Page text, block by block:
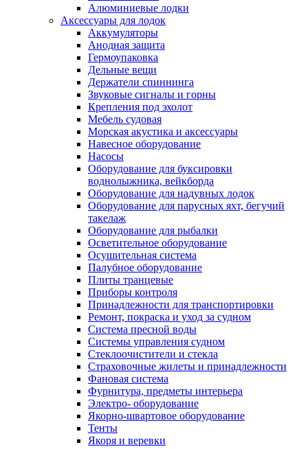
Алюминиевые лодки
Аксессуары для лодок
Аккумуляторы
Анодная защита
Гермоупаковка
Дельные вещи
Держатели спиннинга
Звуковые сигналы и горны
Крепления под эхолот
Мебель судовая
Морская акустика и аксессуары
Навесное оборудование
Насосы
Оборудование для буксировки
воднолыжника, вейкборда
Оборудование для надувных лодок
Оборудование для парусных яхт, бегучий
такелаж
Оборудование для рыбалки
Осветительное оборудование
Осушительная система
Палубное оборудование
Плиты транцевые
Приборы контроля
Принадлежности для транспортировки
Ремонт, покраска и уход за судном
Система пресной воды
Системы управления судном
Стеклоочистители и стекла
Страховочные жилеты и принадлежности
Фановая система
Фурнитура, предметы интерьера
Электро- оборудование
Якорно-швартовое оборудование
Тенты
Якоря и веревки